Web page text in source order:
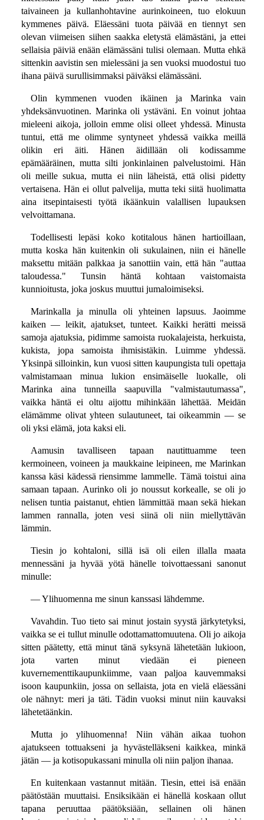
taivaineen ja kullanhohtavine aurinkoineen, tuo elokuun
kymmenes päivä. Eläessäni tuota päivää en tiennyt sen
olevan viimeisen siihen saakka eletystä elämästäni, ja ettei
sellaisia päiviä enään elämässäni tulisi olemaan. Mutta ehkä
sittenkin aavistin sen mielessäni ja sen vuoksi muodostui tuo
ihana päivä surullisimmaksi päiväksi elämässäni.
Olin kymmenen vuoden ikäinen ja Marinka vain
yhdeksänvuotinen. Marinka oli ystäväni. En voinut johtaa
mieleeni aikoja, jolloin emme olisi olleet yhdessä. Minusta
tuntui, että me olimme syntyneet yhdessä vaikka meillä
olikin eri äiti. Hänen äidillään oli kodissamme
epämääräinen, mutta silti jonkinlainen palvelustoimi. Hän
oli meille sukua, mutta ei niin läheistä, että olisi pidetty
vertaisena. Hän ei ollut palvelija, mutta teki siitä huolimatta
aina itsepintaisesti työtä ikäänkuin valallisen lupauksen
velvoittamana.
Todellisesti lepäsi koko kotitalous hänen hartioillaan,
mutta koska hän kuitenkin oli sukulainen, niin ei hänelle
maksettu mitään palkkaa ja sanottiin vain, että hän "auttaa
taloudessa." Tunsin häntä kohtaan vaistomaista
kunnioitusta, joka joskus muuttui jumaloimiseksi.
Marinkalla ja minulla oli yhteinen lapsuus. Jaoimme
kaiken — leikit, ajatukset, tunteet. Kaikki herätti meissä
samoja ajatuksia, pidimme samoista ruokalajeista, herkuista,
kukista, jopa samoista ihmisistäkin. Luimme yhdessä.
Yksinpä silloinkin, kun vuosi sitten kaupungista tuli opettaja
valmistamaan minua lukion ensimäiselle luokalle, oli
Marinka aina tunneilla saapuvilla "valmistautumassa",
vaikka häntä ei oltu aijottu mihinkään lähettää. Meidän
elämämme olivat yhteen sulautuneet, tai oikeammin — se
oli yksi elämä, jota kaksi eli.
Aamusin tavalliseen tapaan nautittuamme teen
kermoineen, voineen ja maukkaine leipineen, me Marinkan
kanssa käsi kädessä riensimme lammelle. Tämä toistui aina
samaan tapaan. Aurinko oli jo noussut korkealle, se oli jo
nelisen tuntia paistanut, ehtien lämmittää maan sekä hiekan
lammen rannalla, joten vesi siinä oli niin miellyttävän
lämmin.
Tiesin jo kohtaloni, sillä isä oli eilen illalla maata
mennessäni ja hyvää yötä hänelle toivottaessani sanonut
minulle:
— Ylihuomenna me sinun kanssasi lähdemme.
Vavahdin. Tuo tieto sai minut jostain syystä järkytetyksi,
vaikka se ei tullut minulle odottamattomuutena. Oli jo aikoja
sitten päätetty, että minut tänä syksynä lähetetään lukioon,
jota varten minut viedään ei pieneen
kuvernementtikaupunkiimme, vaan paljoa kauvemmaksi
isoon kaupunkiin, jossa on sellaista, jota en vielä eläessäni
ole nähnyt: meri ja täti. Tädin vuoksi minut niin kauvaksi
lähetetäänkin.
Mutta jo ylihuomenna! Niin vähän aikaa tuohon
ajatukseen tottuakseni ja hyvästelläkseni kaikkea, minkä
jätän — ja kotisopukassani minulla oli niin paljon ihanaa.
En kuitenkaan vastannut mitään. Tiesin, ettei isä enään
päätöstään muuttaisi. Ensiksikään ei hänellä koskaan ollut
tapana peruuttaa päätöksiään, sellainen oli hänen